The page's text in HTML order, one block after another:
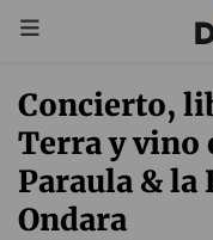
Concierto,
Terra y vino
Paraula & la
Ondara